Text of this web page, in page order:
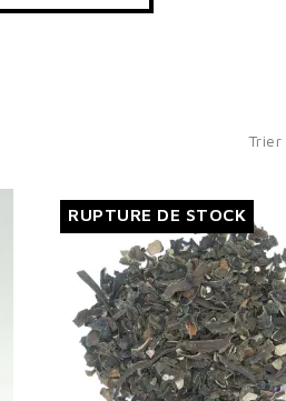
Trier
RUPTURE DE STOCK